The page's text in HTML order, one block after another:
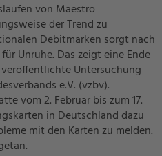
von Maestro
der Trend zu
Debitmarken sorgt nach
Unruhe. Das zeigt eine Ende
Untersuchung
e.V. (vzbv).
vom 2. Februar bis zum 17.
in Deutschland dazu
mit den Karten zu melden.